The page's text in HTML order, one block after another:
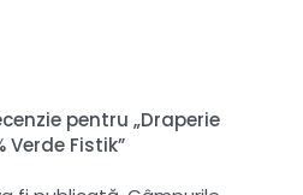
pentru „Draperie
Fistik”